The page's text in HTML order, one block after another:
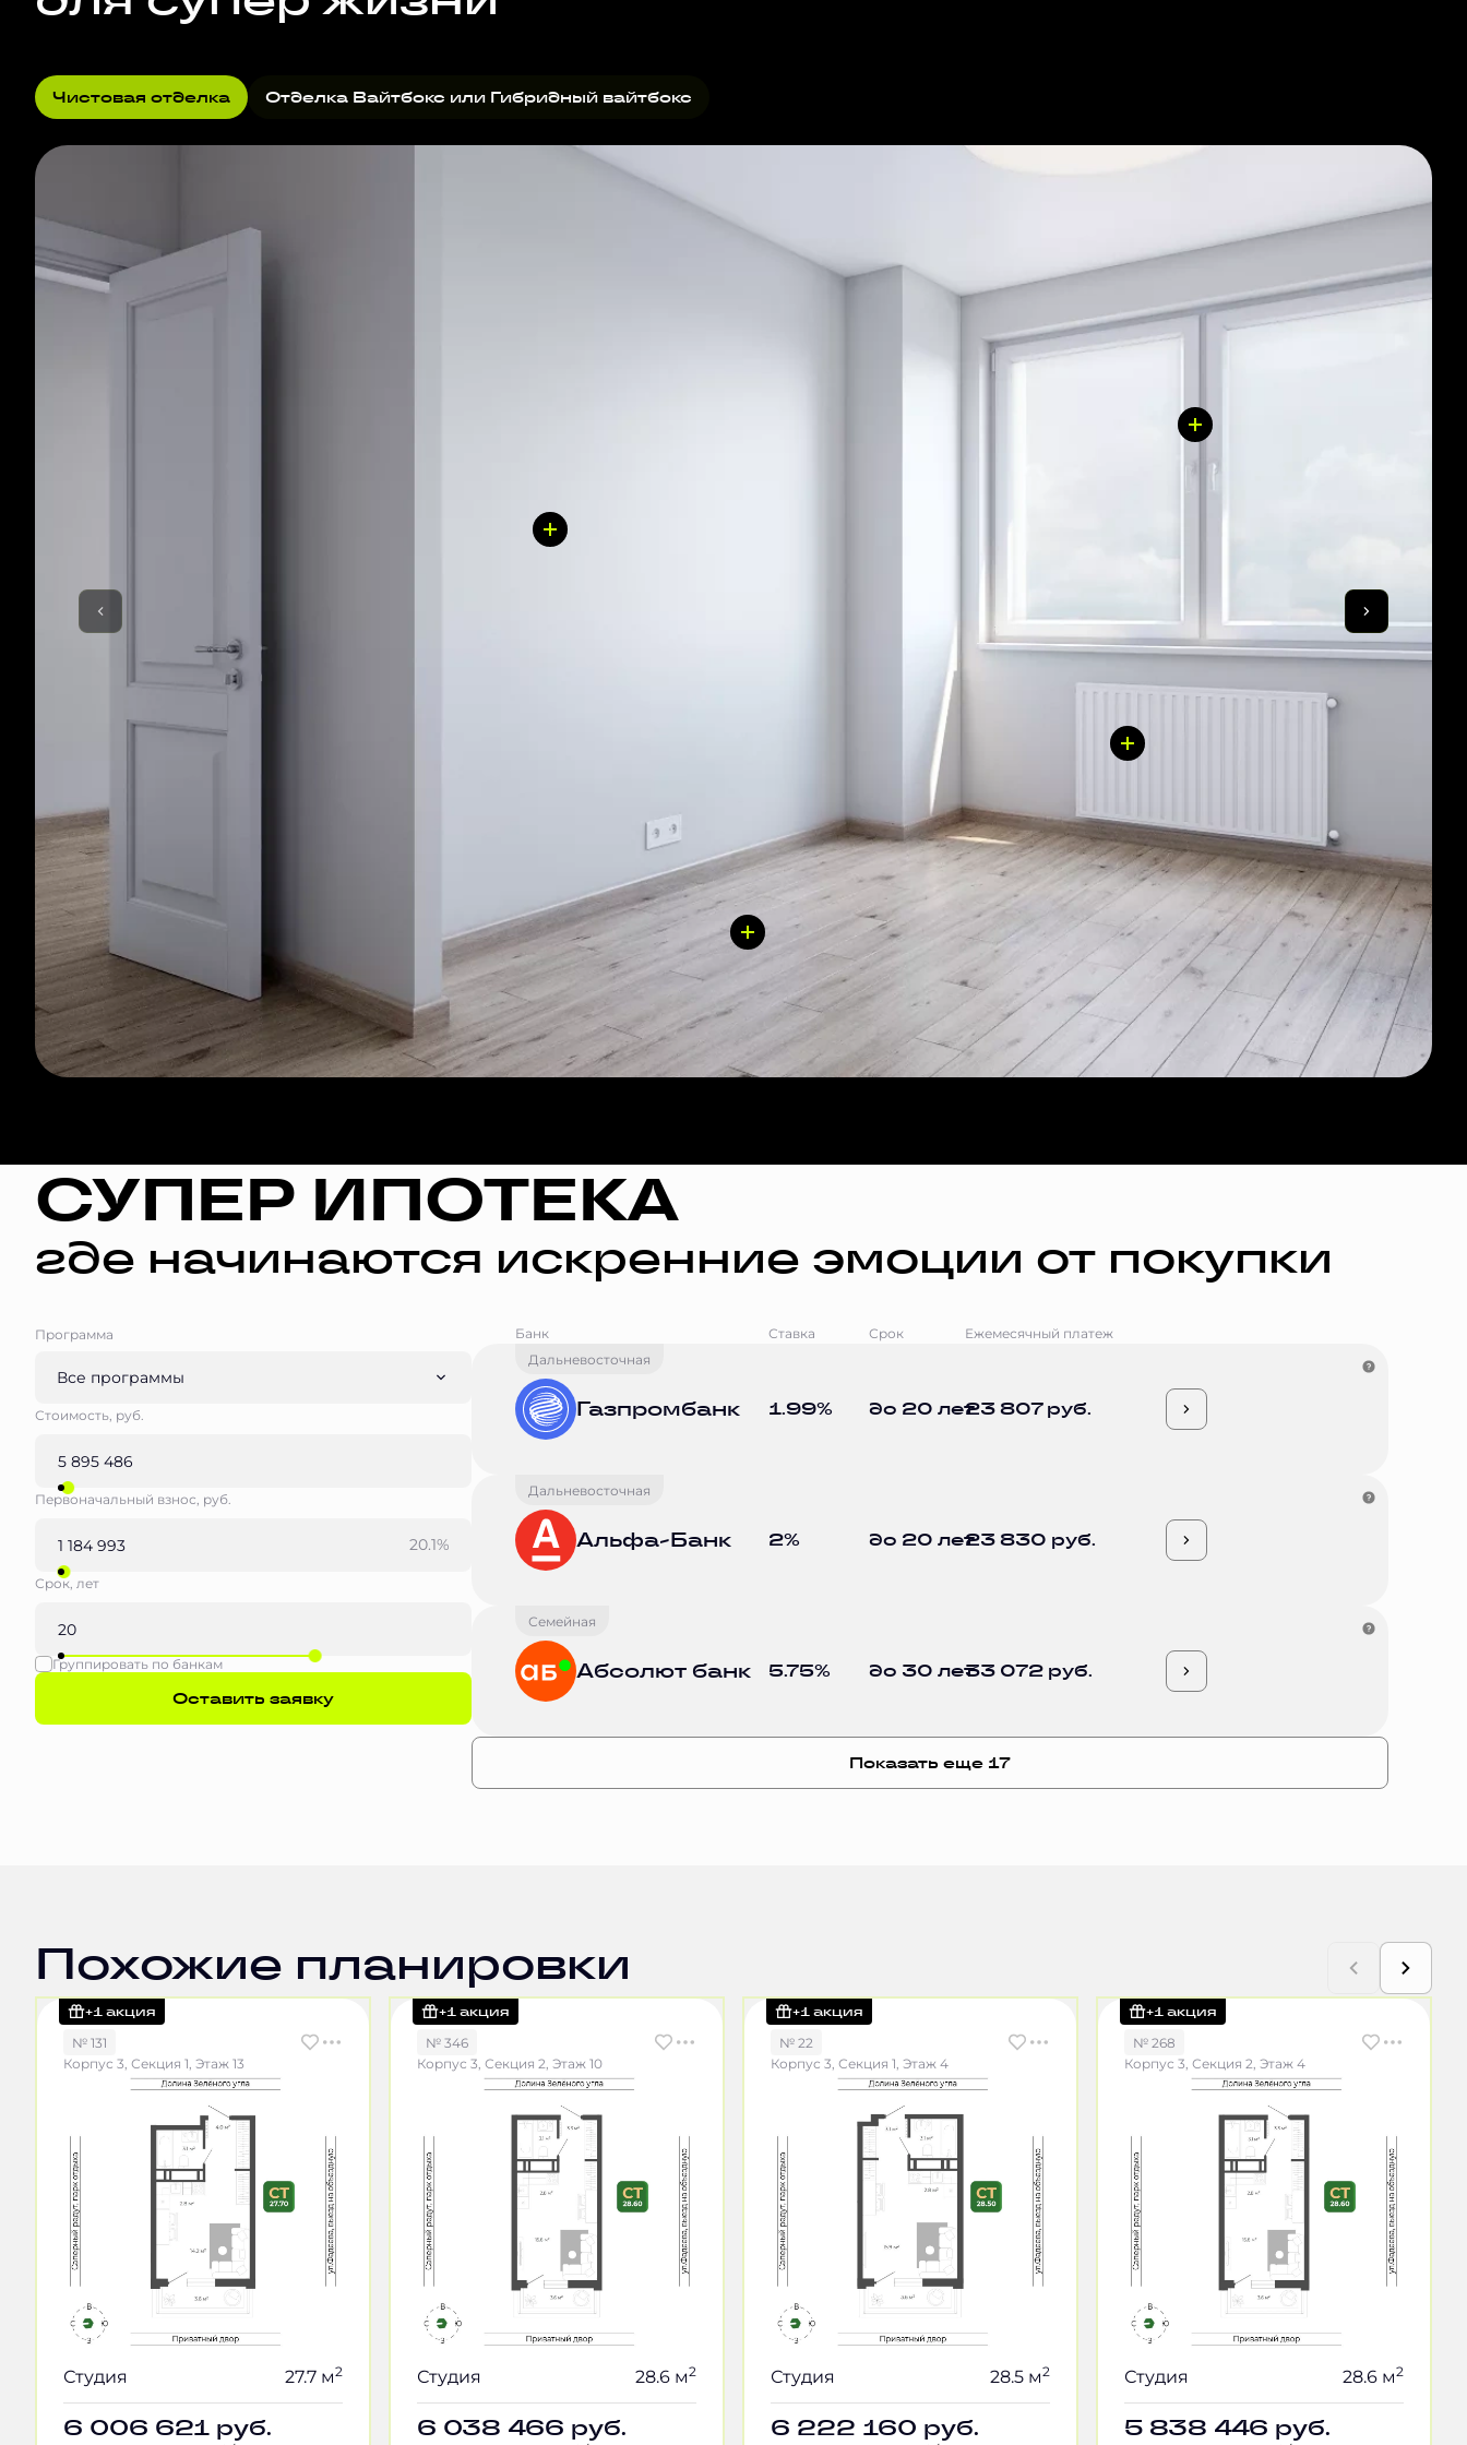
Чистовая отделка Отделка Вайтбокс или Гибридный вайтбокс
СУПЕР ИПОТЕКА
где начинаются искренние эмоции от покупки
Программа
Все программы
Стоимость, руб.
Первоначальный взнос, руб.
20.1%
Срок, лет
Группировать по банкам
Оставить заявку
Банк Ставка Срок
Ежемесячный платеж
Дальневосточная
Газпромбанк 1.99% до 20 лет23 807 руб.
Дальневосточная
Альфа-Банк 2% до 20 лет23 830 руб.
Семейная
Абсолют банк 5.75% до 30 лет33 072 руб.
Показать еще 17
Похожие планировки
+1 акция
№ 131
Корпус 3, Секция 1, Этаж 13
Студия 27.7 м2
6 006 621 руб.
+1 акция
№ 346
Корпус 3, Секция 2, Этаж 10
Студия 28.6 м2
6 038 466 руб.
+1 акция
№ 22
Корпус 3, Секция 1, Этаж 4
Студия 28.5 м2
6 222 160 руб.
+1 акция
№ 268
Корпус 3, Секция 2, Этаж 4
Студия 28.6 м2
5 838 446 руб.